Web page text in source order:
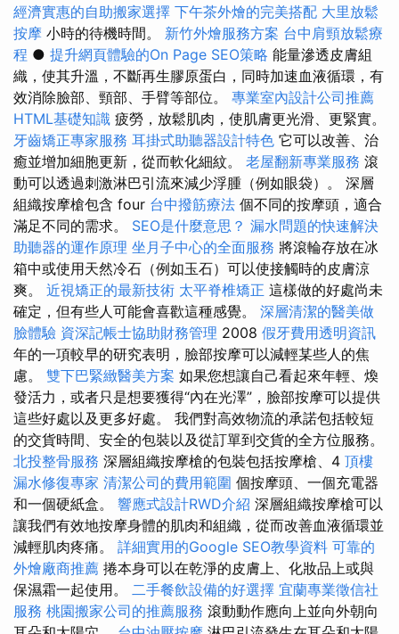
經濟實惠的自助搬家選擇 下午茶外燴的完美搭配 大里放鬆
按摩 小時的待機時間。 新竹外燴服務方案 台中肩頸放鬆療
程 ● 提升網頁體驗的On Page SEO策略 能量滲透皮膚組
織，使其升溫，不斷再生膠原蛋白，同時加速血液循環，有
效消除臉部、頸部、手臂等部位。 專業室內設計公司推薦
HTML基礎知識 疲勞，放鬆肌肉，使肌膚更光滑、更緊實。
牙齒矯正專家服務 耳掛式助聽器設計特色 它可以改善、治
癒並增加細胞更新，從而軟化細紋。 老屋翻新專業服務 滾
動可以透過刺激淋巴引流來減少浮腫（例如眼袋）。 深層
組織按摩槍包含 four 台中撥筋療法 個不同的按摩頭，適合
滿足不同的需求。 SEO是什麼意思？ 漏水問題的快速解決
助聽器的運作原理 坐月子中心的全面服務 將滾輪存放在冰
箱中或使用天然冷石（例如玉石）可以使接觸時的皮膚涼
爽。 近視矯正的最新技術 太平脊椎矯正 這樣做的好處尚未
確定，但有些人可能會喜歡這種感覺。 深層清潔的醫美做
臉體驗 資深記帳士協助財務管理 2008 假牙費用透明資訊
年的一項較早的研究表明，臉部按摩可以減輕某些人的焦
慮。 雙下巴緊緻醫美方案 如果您想讓自己看起來年輕、煥
發活力，或者只是想要獲得“內在光澤”，臉部按摩可以提供
這些好處以及更多好處。 我們對高效物流的承諾包括較短
的交貨時間、安全的包裝以及從訂單到交貨的全方位服務。
北投整骨服務 深層組織按摩槍的包裝包括按摩槍、4 頂樓
漏水修復專家 清潔公司的費用範圍 個按摩頭、一個充電器
和一個硬紙盒。 響應式設計RWD介紹 深層組織按摩槍可以
讓我們有效地按摩身體的肌肉和組織，從而改善血液循環並
減輕肌肉疼痛。 詳細實用的Google SEO教學資料 可靠的
外燴廠商推薦 捲本身可以在乾淨的皮膚上、化妝品上或與
保濕霜一起使用。 二手餐飲設備的好選擇 宜蘭專業徵信社
服務 桃園搬家公司的推薦服務 滾動動作應向上並向外朝向